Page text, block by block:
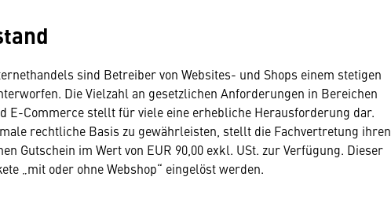
sind Betreiber von Websites- und Shops einem stetigen
Die Vielzahl an gesetzlichen Anforderungen in Bereichen
E-Commerce stellt für viele eine erhebliche Herausforderung dar.
rechtliche Basis zu gewährleisten, stellt die Fachvertretung ihren
Gutschein im Wert von EUR 90,00 exkl. USt. zur Verfügung. Dieser
„mit oder ohne Webshop“ eingelöst werden.